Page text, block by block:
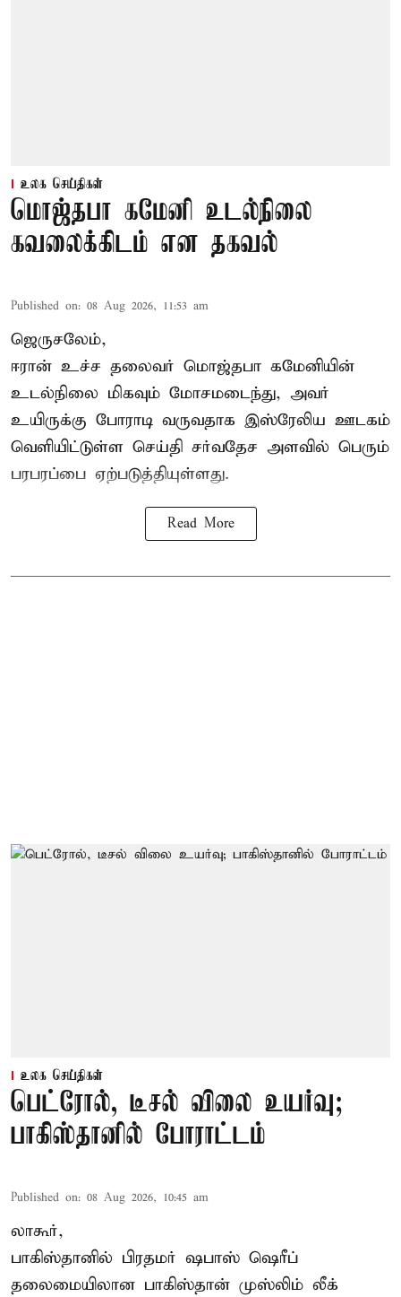
உலக செய்திகள்
மொஜ்தபா கமேனி உடல்நிலை
கவலைக்கிடம் என தகவல்
Published on: 08 Aug 2026, 11:53 am
ஜெருசலேம்,
ஈரான் உச்ச தலைவர் மொஜ்தபா கமேனியின்
உடல்நிலை மிகவும் மோசமடைந்து, அவர்
உயிருக்கு போராடி வருவதாக இஸ்ரேலிய ஊடகம்
வெளியிட்டுள்ள செய்தி சர்வதேச அளவில் பெரும்
பரபரப்பை ஏற்படுத்தியுள்ளது.
Read More
உலக செய்திகள்
பெட்ரோல், டீசல் விலை உயர்வு;
பாகிஸ்தானில் போராட்டம்
Published on: 08 Aug 2026, 10:45 am
லாகூர்,
பாகிஸ்தானில் பிரதமர் ஷபாஸ் ஷெரீப்
தலைமையிலான பாகிஸ்தான் முஸ்லிம் லீக்